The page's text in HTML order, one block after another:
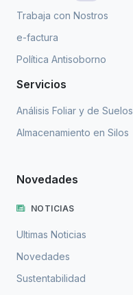
Trabaja con Nostros
e-factura
Política Antisoborno
Servicios
Análisis Foliar y de Suelos
Almacenamiento en Silos
Novedades
NOTICIAS
Ultimas Noticias
Novedades
Sustentabilidad